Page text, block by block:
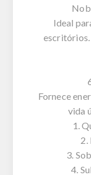
Ideal
Fornece
vida
1.
2.
3.
4.